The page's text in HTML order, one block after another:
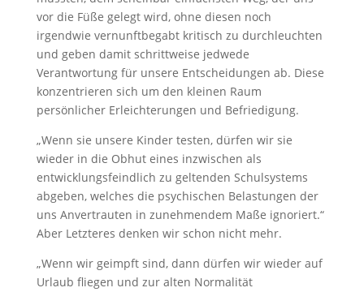
vor die Füße gelegt wird, ohne diesen noch
irgendwie vernunftbegabt kritisch zu durchleuchten
und geben damit schrittweise jedwede
Verantwortung für unsere Entscheidungen ab. Diese
konzentrieren sich um den kleinen Raum
persönlicher Erleichterungen und Befriedigung.
„Wenn sie unsere Kinder testen, dürfen wir sie
wieder in die Obhut eines inzwischen als
entwicklungsfeindlich zu geltenden Schulsystems
abgeben, welches die psychischen Belastungen der
uns Anvertrauten in zunehmendem Maße ignoriert.“
Aber Letzteres denken wir schon nicht mehr.
„Wenn wir geimpft sind, dann dürfen wir wieder auf
Urlaub fliegen und zur alten Normalität